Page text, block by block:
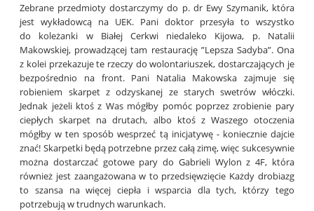
Zebrane przedmioty dostarczymy do p. dr Ewy Szymanik, która
jest wykładowcą na UEK. Pani doktor przesyła to wszystko
do koleżanki w Białej Cerkwi niedaleko Kijowa, p. Natalii
Makowskiej, prowadzącej tam restaurację ”Lepsza Sadyba”. Ona
z kolei przekazuje te rzeczy do wolontariuszek, dostarczających je
bezpośrednio na front. Pani Natalia Makowska zajmuje się
robieniem skarpet z odzyskanej ze starych swetrów włóczki.
Jednak jeżeli ktoś z Was mógłby pomóc poprzez zrobienie pary
ciepłych skarpet na drutach, albo ktoś z Waszego otoczenia
mógłby w ten sposób wesprzeć tą inicjatywę - koniecznie dajcie
znać! Skarpetki będą potrzebne przez całą zimę, więc sukcesywnie
można dostarczać gotowe pary do Gabrieli Wylon z 4F, która
również jest zaangażowana w to przedsięwzięcie Każdy drobiazg
to szansa na więcej ciepła i wsparcia dla tych, którzy tego
potrzebują w trudnych warunkach.